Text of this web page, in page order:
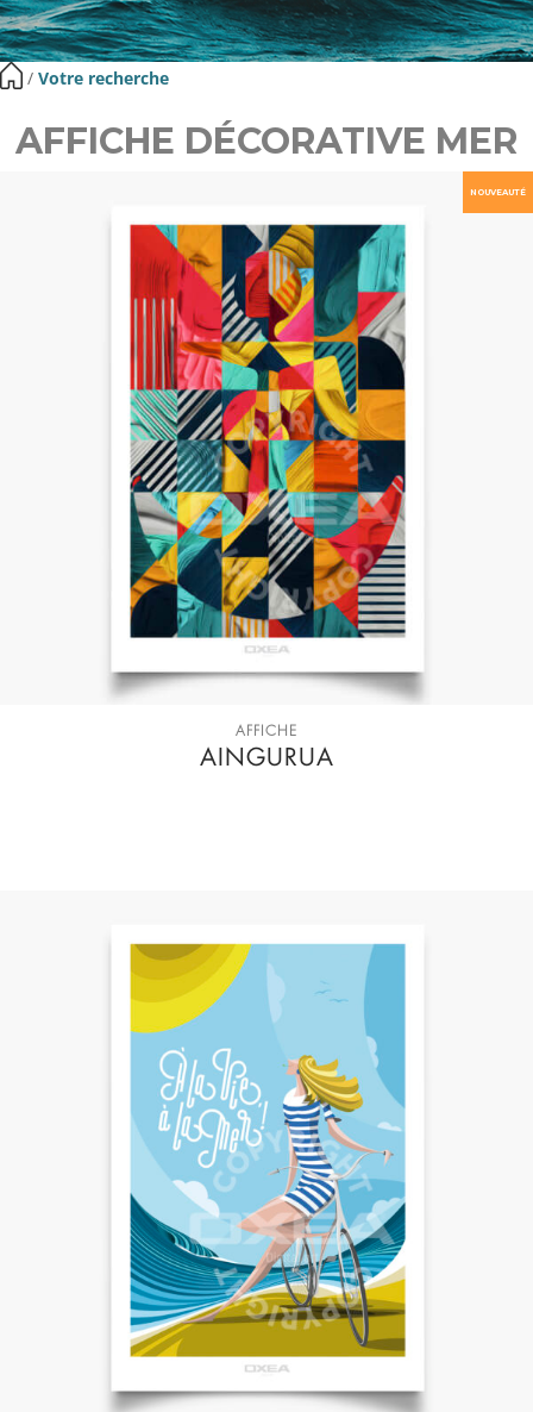
​ / Votre recherche
AFFICHE DÉCORATIVE MER
NOUVEAUTÉ
AFFICHE
AINGURUA